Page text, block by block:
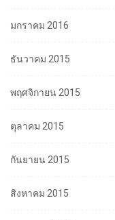
มกราคม 2016
ธันวาคม 2015
พฤศจิกายน 2015
ตุลาคม 2015
กันยายน 2015
สิงหาคม 2015